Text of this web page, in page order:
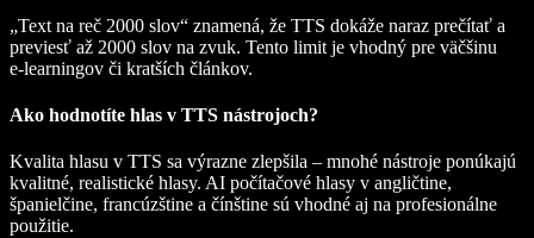
„Text na reč 2000 slov“ znamená, že TTS dokáže naraz prečítať a
previesť až 2000 slov na zvuk. Tento limit je vhodný pre väčšinu
e‑learningov či kratších článkov.
Ako hodnotíte hlas v TTS nástrojoch?
Kvalita hlasu v TTS sa výrazne zlepšila – mnohé nástroje ponúkajú
kvalitné, realistické hlasy. AI počítačové hlasy v angličtine,
španielčine, francúzštine a čínštine sú vhodné aj na profesionálne
použitie.